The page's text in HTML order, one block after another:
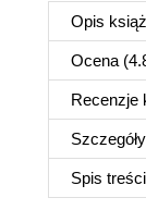
Opis
Ocena (
Recenzje
Szczegóły
Spis treści